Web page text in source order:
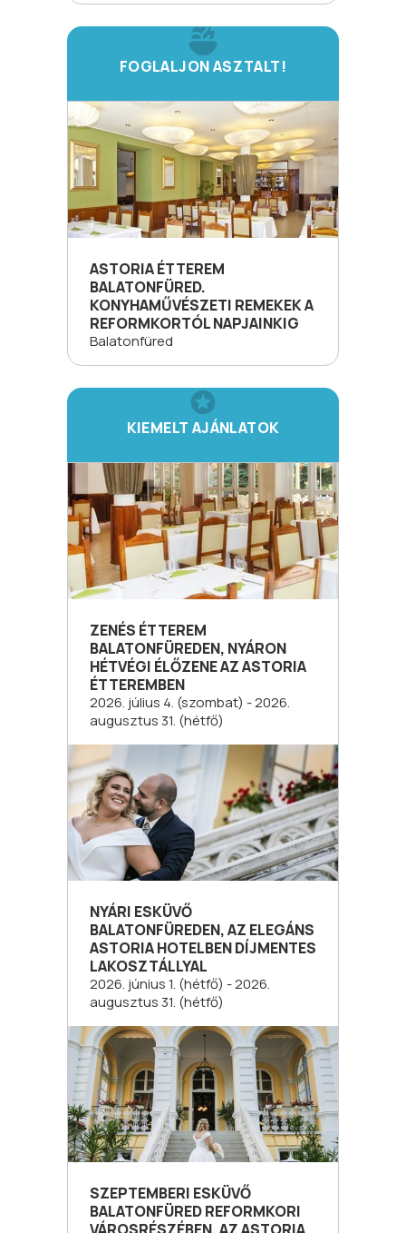
FOGLALJON ASZTALT!
ASTORIA ÉTTEREM
BALATONFÜRED.
KONYHAMŰVÉSZETI REMEKEK A
REFORMKORTÓL NAPJAINKIG
Balatonfüred
KIEMELT AJÁNLATOK
ZENÉS ÉTTEREM
BALATONFÜREDEN, NYÁRON
HÉTVÉGI ÉLŐZENE AZ ASTORIA
ÉTTEREMBEN
2026. július 4. (szombat) - 2026.
augusztus 31. (hétfő)
NYÁRI ESKÜVŐ
BALATONFÜREDEN, AZ ELEGÁNS
ASTORIA HOTELBEN DÍJMENTES
LAKOSZTÁLLYAL
2026. június 1. (hétfő) - 2026.
augusztus 31. (hétfő)
SZEPTEMBERI ESKÜVŐ
BALATONFÜRED REFORMKORI